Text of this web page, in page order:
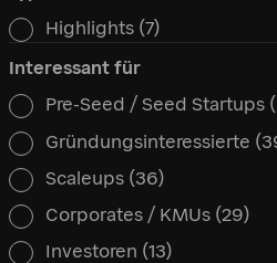
Typ
Highlights (7)
Interessant für
Interessant für
Pre-Seed / Seed Startups
Gründungsinteressierte
Scaleups (36)
Corporates / KMUs (29)
Investoren (13)